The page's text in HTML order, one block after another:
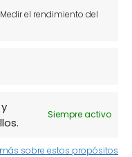
el rendimiento del
Siempre activo
más sobre estos propósitos